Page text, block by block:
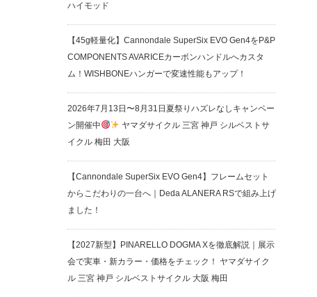
ハイモッド
【45g軽量化】Cannondale SuperSix EVO Gen4をP&P
COMPONENTS AVARICEカーボンハンドルへカスタ
ム！WISHBONEハンガーで変速性能もアップ！
2026年7月13日〜8月31日夏祭りハズレなしキャンペー
ン開催中
ヤマダサイクル 三宮 神戸 シルベストサ
イクル 梅田 大阪
【Cannondale SuperSix EVO Gen4】フレームセット
からこだわりの一台へ｜Deda ALANERA RSで組み上げ
ました！
【2027新型】PINARELLO DOGMA Xを徹底解説｜展示
会で実車・新カラー・価格をチェック！ ヤマダサイク
ル 三宮 神戸 シルベストサイクル 大阪 梅田